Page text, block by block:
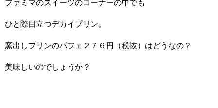
ファミマのスイーツのコーナーの中でも
ひと際目立つデカイプリン。
窯出しプリンのパフェ２７６円（税抜）はどうなの？
美味しいのでしょうか？